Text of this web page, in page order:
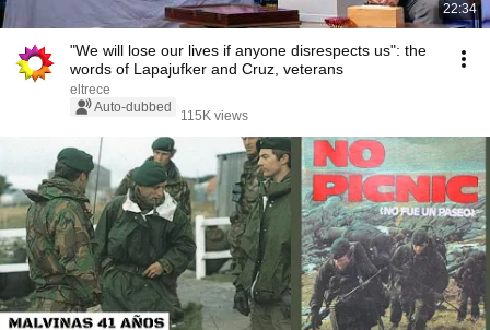
22:34
"We will lose our lives if anyone disrespects us": the
words of Lapajufker and Cruz, veterans
eltrece
Auto-dubbed
115K views